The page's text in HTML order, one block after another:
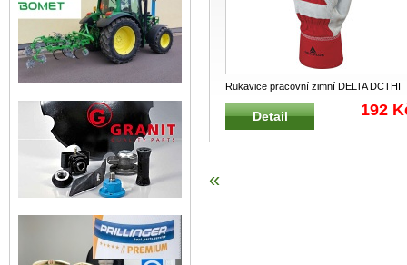
Rukavice pracovní zimní DELTA DCTHI
Zateplené pracovní rukavice M ...
Detail 192
«